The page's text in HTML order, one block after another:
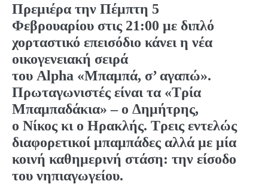
Πρεμιέρα την Πέμπτη 5
Φεβρουαρίου στις 21:00 με διπλό
χορταστικό επεισόδιο κάνει η νέα
οικογενειακή σειρά
του Alpha «Μπαμπά, σ’ αγαπώ».
Πρωταγωνιστές είναι τα «Τρία
Μπαμπαδάκια» – ο Δημήτρης,
ο Νίκος κι ο Ηρακλής. Τρεις εντελώς
διαφορετικοί μπαμπάδες αλλά με μία
κοινή καθημερινή στάση: την είσοδο
του νηπιαγωγείου.